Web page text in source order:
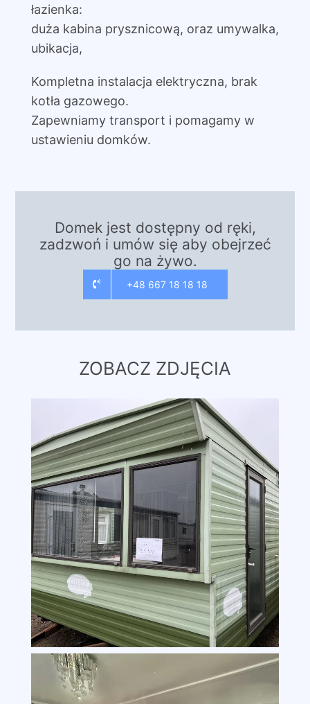
łazienka:
duża kabina prysznicową, oraz umywalka,
ubikacja,
Kompletna instalacja elektryczna, brak
kotła gazowego.
Zapewniamy transport i pomagamy w
ustawieniu domków.
Domek jest dostępny od ręki,
zadzwoń i umów się aby obejrzeć
go na żywo.
+48 667 18 18 18
ZOBACZ ZDJĘCIA